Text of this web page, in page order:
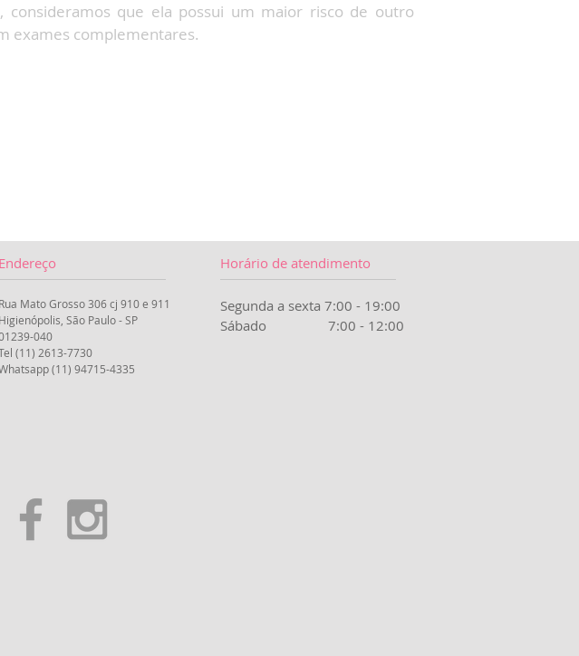
que ela possui um maior risco de outro
exames complementares.
Endereço
Rua Mato Grosso 306 cj 910 e 911
Higienópolis, São Paulo - SP
040
(11) 2613-7730
(11) 94715-4335
Horário de atendimento
Segunda a sexta 7:00 - 19:00
Sábado 7:00 - 12:00